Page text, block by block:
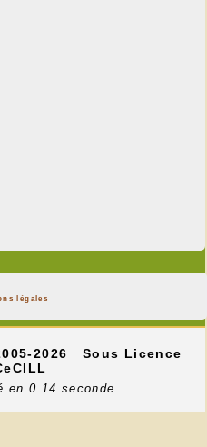
légales
2026
Sous Licence
en 0.14 seconde